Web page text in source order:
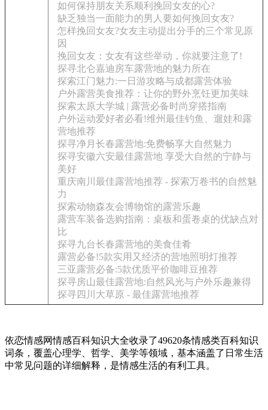
如何保持朋友关系顺利挽回女友的心?
缺乏独当一面能力的男人要如何挽回女友?
怎样挽回女友?女友主动提出分手的三个常见原
因
挽回女友：女友有这些举动，你就要注意了!
探寻北仑嘉迪房车露营地的魅力所在
探索江门魅力:一日游攻略与成都露营体验
户外露营美食推荐：让你的野外烹饪更加美味
探索太原大学城 | 露营必备时尚穿搭指南
户外运动爱好者必看!维州最佳钓鱼、遛娃和露
营地推荐
探寻净月长春露营地:免费畅享大自然魅力
探寻安徽六安最佳露营地 享受大自然的宁静与
美好
重庆南川最佳露营地推荐 - 探索万卷书的自然魅
力
探索动物森友会博物馆的露营乐趣
露营车装备选购指南：桌板和蛋卷桌的优缺点对
比
探寻九台长春露营地的美食佳肴
露营必备!5款实用又经济的营地照明灯推荐
三亚露营必备:5款优质平价咖啡豆推荐
探寻房山最佳露营地:自然风光与户外乐趣兼得
探寻四川大草原 - 最佳露营地推荐
依恋情感网情感百科知识大全收录了49620条情感类百科知识
词条，覆盖心理学、哲学、美学等领域，基本涵盖了日常生活
中常见问题的详细解释，是情感生活的有利工具。